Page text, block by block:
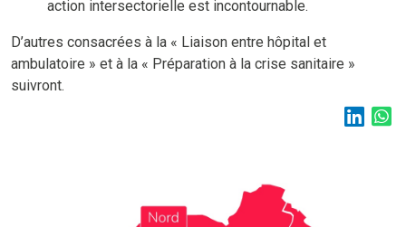
action intersectorielle est incontournable.
D’autres consacrées à la « Liaison entre hôpital et
ambulatoire » et à la « Préparation à la crise sanitaire »
suivront.